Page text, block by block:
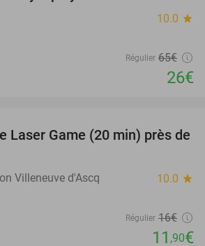
10.0 star
Régulier 65€
26€
26%
Laser Game (20 min) près de
Villeneuve d'Ascq 10.0 star
Régulier 16€
11 ,90€